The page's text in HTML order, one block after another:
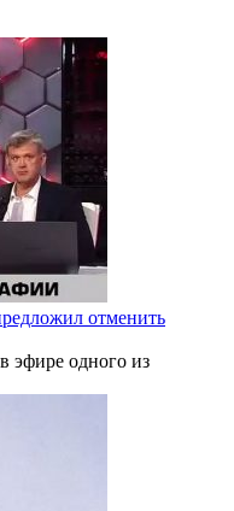
отменить
эфире одного из